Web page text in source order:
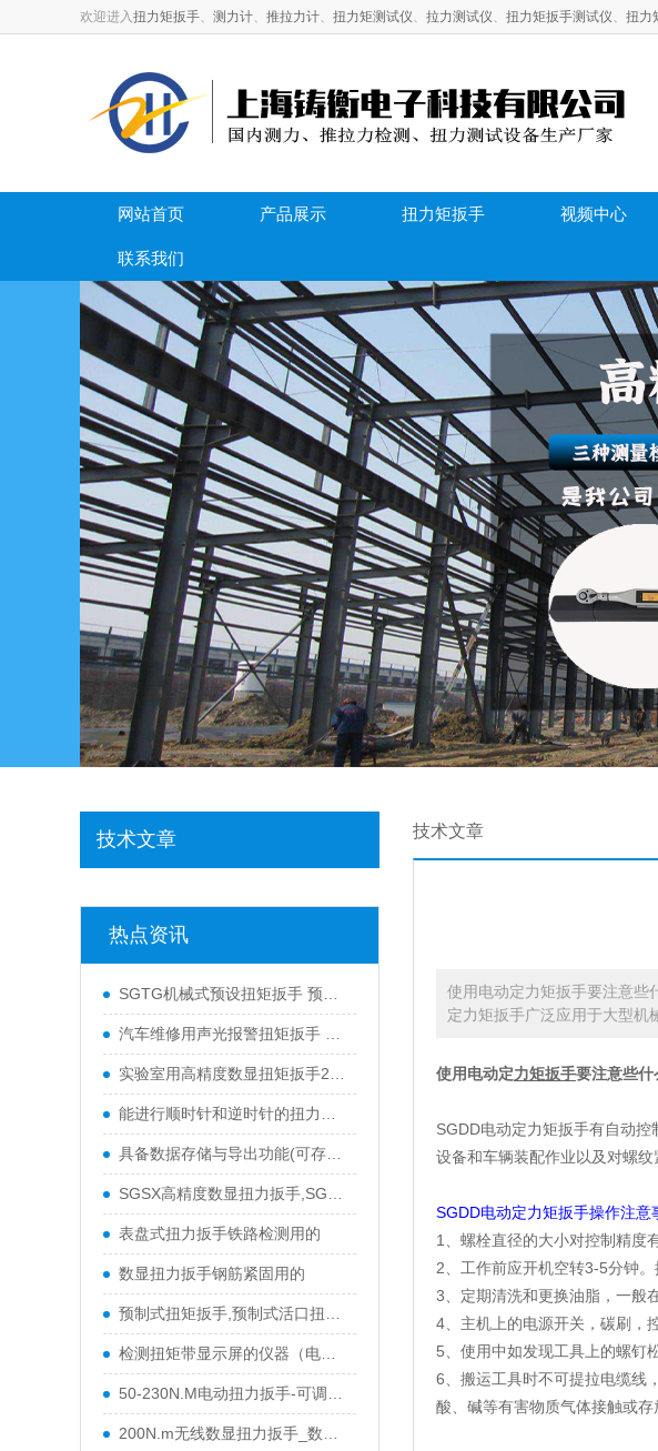
欢迎进入扭力矩扳手、 测力计、 推拉力计、 扭力矩测试仪、 拉力测试仪、 扭力矩扳手测试仪、 扭力
网站首页 产品展示 扭力矩扳手 视频中心
联系我们
技术文章
热点资讯
SGTG机械式预设扭矩扳手 预设式咔哒扭矩扳手100N
汽车维修用声光报警扭矩扳手 SGSX系列带声光警示
实验室用高精度数显扭矩扳手2-10NM 10-50NM
能进行顺时针和逆时针的扭力扳手,双向扭矩测量电
具备数据存储与导出功能(可存500组数据)数显式扭
SGSX高精度数显扭力扳手,SGTS可连电脑数显扭力扳
表盘式扭力扳手铁路检测用的
数显扭力扳手钢筋紧固用的
预制式扭矩扳手,预制式活口扭矩扳手,开口预制式
检测扭矩带显示屏的仪器（电子数显扭力扳手）
50-230N.M电动扭力扳手-可调节电动扭力扳手
200N.m无线数显扭力扳手_数显无线扭力扳手
技术文章
使用电动定力矩扳手要注意些
定力矩扳手广泛应用于大型机
使用电动定力矩扳手要注意些什
SGDD电动定力矩扳手有自动
设备和车辆装配作业以及对螺
SGDD电动定力矩扳手操作注意
1、螺栓直径的大小对控制精度
2、工作前应开机空转3-5分钟
3、定期清洗和更换油脂，一般
4、主机上的电源开关，碳刷，
5、使用中如发现工具上的螺钉
6、搬运工具时不可提拉电缆线
酸、碱等有害物质气体接触或存